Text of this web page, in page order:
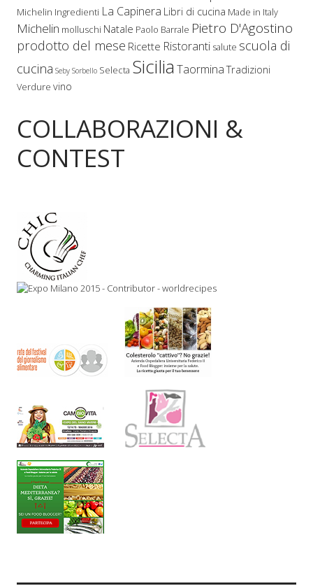
Michelin Ingredienti La Capinera Libri di cucina Made in Italy
Michelin molluschi Natale Paolo Barrale Pietro D'Agostino
prodotto del mese Ricette Ristoranti salute scuola di
cucina Seby Sorbello Selecta Sicilia Taormina Tradizioni
Verdure vino
COLLABORAZIONI &
CONTEST